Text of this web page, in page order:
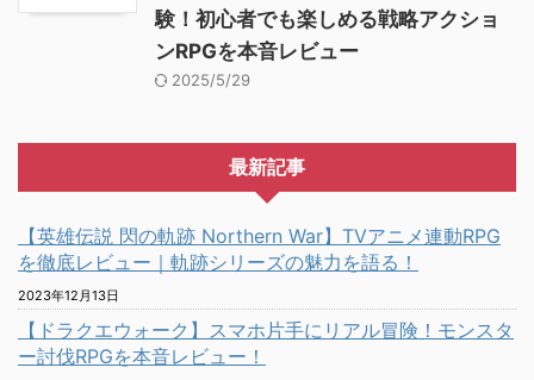
験！初心者でも楽しめる戦略アクショ
ンRPGを本音レビュー
2025/5/29
最新記事
【英雄伝説 閃の軌跡 Northern War】TVアニメ連動RPG
を徹底レビュー｜軌跡シリーズの魅力を語る！
2023年12月13日
【ドラクエウォーク】スマホ片手にリアル冒険！モンスタ
ー討伐RPGを本音レビュー！